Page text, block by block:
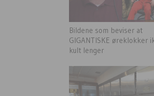
Bildene som beviser at
GIGANTISKE øreklokker
kult lenger